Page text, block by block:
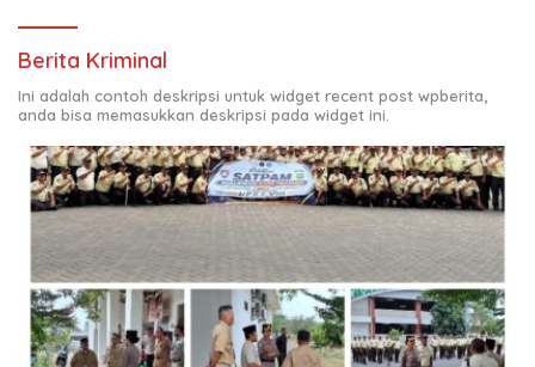
Berita Kriminal
Ini adalah contoh deskripsi untuk widget recent post wpberita,
anda bisa memasukkan deskripsi pada widget ini.